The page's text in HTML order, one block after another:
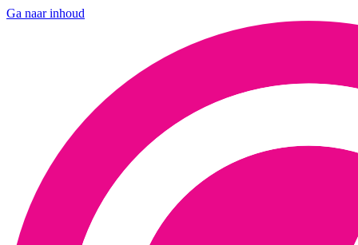
Ga naar inhoud